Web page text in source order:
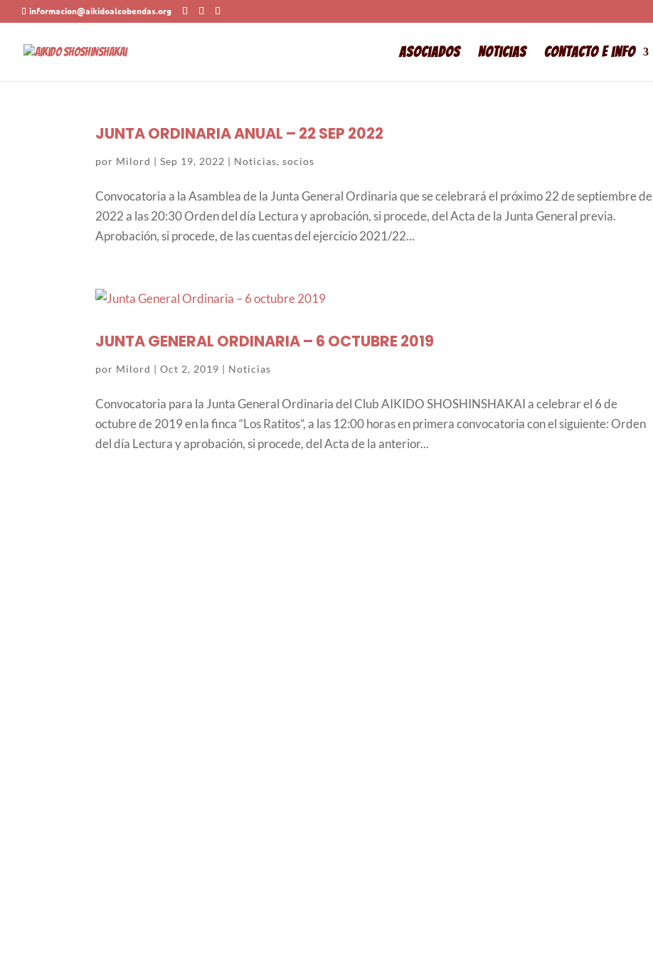
informacion@aikidoalcobendas.org
Asociados Noticias Contacto e info
JUNTA ORDINARIA ANUAL – 22 SEP 2022
por Milord |Sep 19, 2022 | Noticias,socios
Convocatoria a la Asamblea de la Junta General Ordinaria que se celebrará el próximo 22 de septiembre de
2022 a las 20:30 Orden del día Lectura y aprobación, si procede, del Acta de la Junta General previa.
Aprobación, si procede, de las cuentas del ejercicio 2021/22...
JUNTA GENERAL ORDINARIA – 6 OCTUBRE 2019
por Milord |Oct 2, 2019 | Noticias
Convocatoria para la Junta General Ordinaria del Club AIKIDO SHOSHINSHAKAI a celebrar el 6 de
octubre de 2019 en la finca “Los Ratitos”, a las 12:00 horas en primera convocatoria con el siguiente: Orden
del día Lectura y aprobación, si procede, del Acta de la anterior...